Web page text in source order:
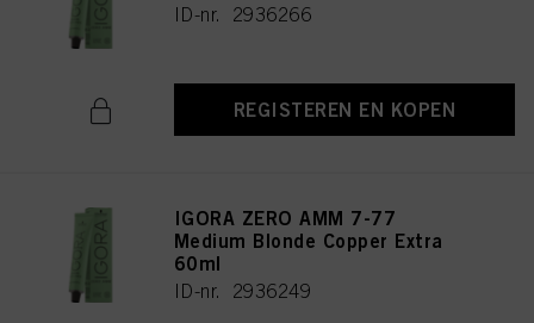
ID-nr. 2936266
REGISTEREN EN KOPEN
IGORA ZERO AMM 7-77
Medium Blonde Copper Extra
60ml
ID-nr. 2936249